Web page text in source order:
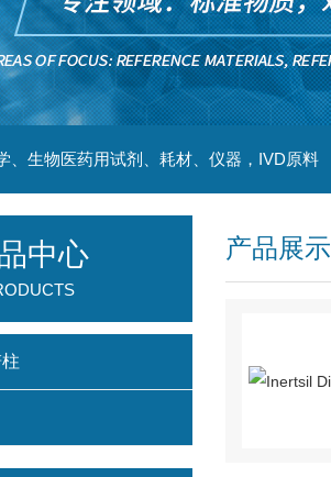
、生物医药用试剂、耗材、仪器，IVD原料
产品展示
中心